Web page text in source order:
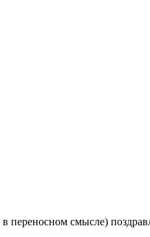
переносном смысле)